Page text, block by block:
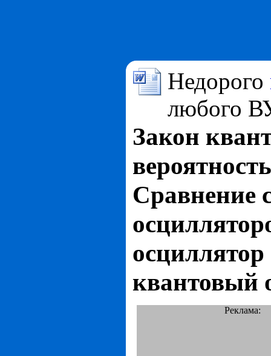
Недорого
любого
Закон
Сравнение
квантовый
Реклама: